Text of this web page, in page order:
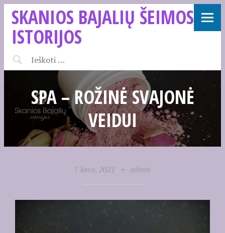
SKANIOS BAJALIŲ ŠEIMOS
ISTORIJOS
SPA – ROŽINĖ SVAJONĖ
VEIDUI
7 kovo, 2021 • admin